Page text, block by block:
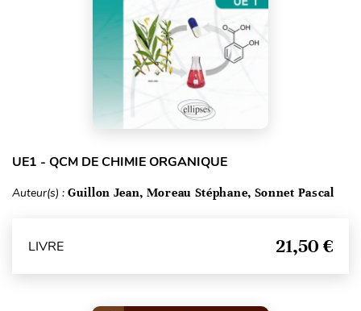
UE1 - QCM DE CHIMIE ORGANIQUE
Auteur(s) : Guillon Jean, Moreau Stéphane, Sonnet Pascal
LIVRE 21,50 €